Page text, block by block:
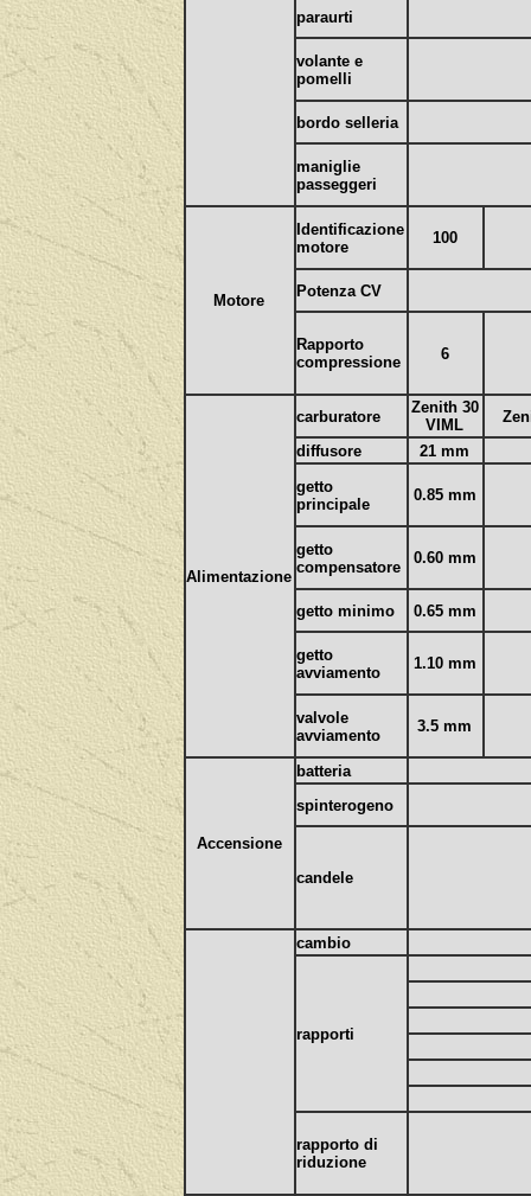
paraurti
volante e
pomelli
bordo selleria
maniglie
passeggeri
Motore
Identificazione
motore
100
Potenza CV
Rapporto
compressione
6
Alimentazione
carburatore
Zenith 30
VIML
diffusore
21 mm
getto
principale
0.85 mm
getto
compensatore
0.60 mm
getto minimo 0.65 mm
getto
avviamento
1.10 mm
valvole
avviamento
3.5 mm
Accensione
batteria
spinterogeno
candele
cambio
rapporti
rapporto di
riduzione